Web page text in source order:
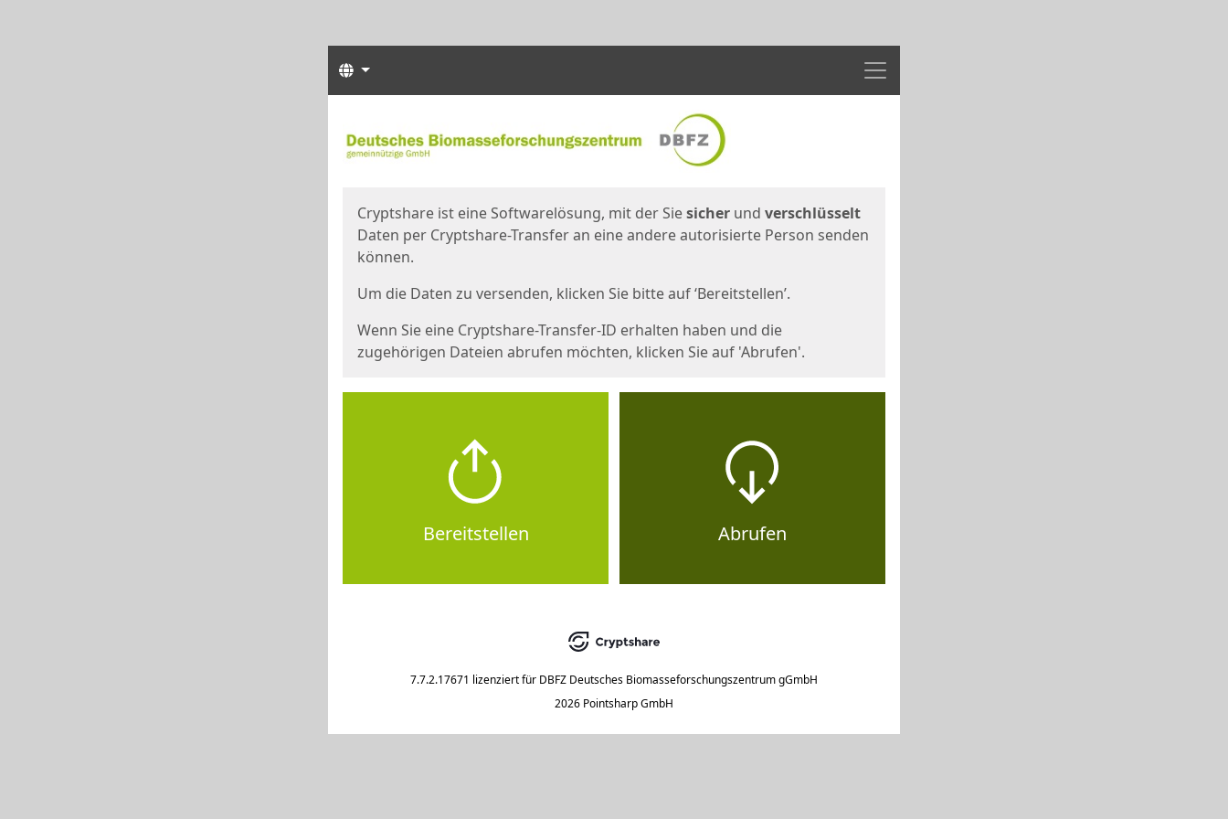
Menü
Sprachen
Cryptshare ist eine Softwarelösung, mit der Siesicher und verschlüsselt
Daten per Cryptshare-Transfer an eine andere autorisierte Person senden
können.
Um die Daten zu versenden, klicken Sie bitte auf ‘Bereitstellen’.
Wenn Sie eine Cryptshare-Transfer-ID erhalten haben und die
zugehörigen Dateien abrufen möchten, klicken Sie auf 'Abrufen'.
Bereitstellen Abrufen
7.7.2.17671 lizenziert für DBFZ Deutsches Biomasseforschungszentrum gGmbH
2026 Pointsharp GmbH